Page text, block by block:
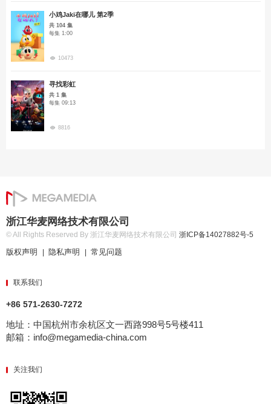
小鸡Jaki在哪儿 第2季
共 104 集
每集 1:00
10473
寻找彩虹
共 1 集
每集 09:13
8816
浙江华麦网络技术有限公司
© All Rights Reserved By 浙江华麦网络技术有限公司 浙ICP备14027882号-5
版权声明 | 隐私声明 | 常见问题
联系我们
+86 571-2630-7272
地址：中国杭州市余杭区文一西路998号5号楼411
邮箱：info@megamedia-china.com
关注我们